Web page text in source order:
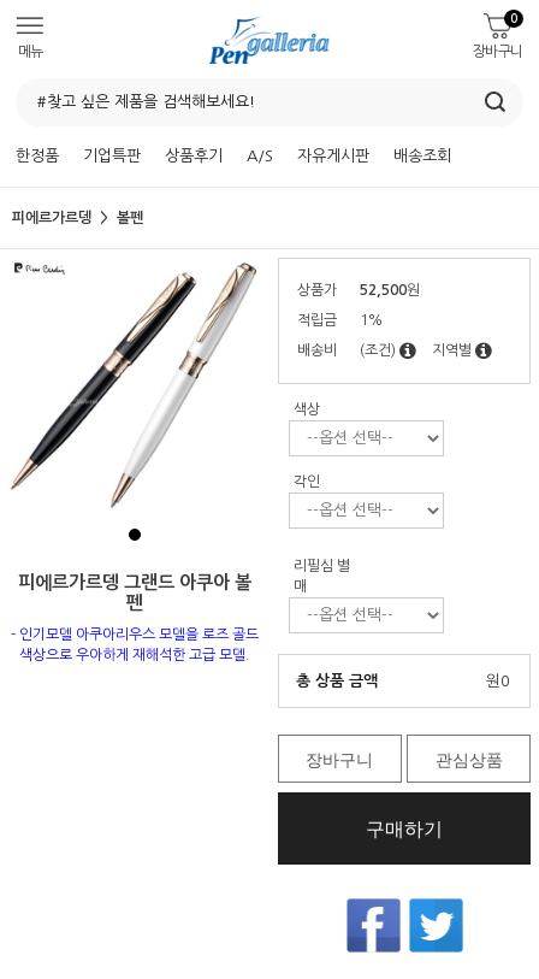
메뉴 장바구니
0
한정품 기업특판 상품후기 A/S 자유게시판 배송조회
피에르가르뎅 볼펜
피에르가르뎅 그랜드 아쿠아 볼
펜
- 인기모델 아쿠아리우스 모델을 로즈 골드
색상으로 우아하게 재해석한 고급 모델.
상품가 52,500원
적립금 1%
배송비 (조건) 지역별
색상
각인
리필심 별
매
총 상품 금액 0
원
관심상품
장바구니
구매하기